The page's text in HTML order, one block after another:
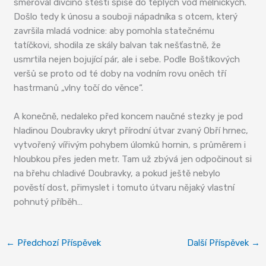
směřoval dívčino štěstí spíše do teplých vod mělnických.
Došlo tedy k únosu a souboji nápadníka s otcem, který
završila mladá vodnice: aby pomohla statečnému
tatíčkovi, shodila ze skály balvan tak nešťastně, že
usmrtila nejen bojující pár, ale i sebe. Podle Boštíkových
veršů se proto od té doby na vodním rovu oněch tří
hastrmanů „vlny točí do věnce“.
A konečně, nedaleko před koncem naučné stezky je pod
hladinou Doubravky ukryt přírodní útvar zvaný Obří hrnec,
vytvořený vířivým pohybem úlomků hornin, s průměrem i
hloubkou přes jeden metr. Tam už zbývá jen odpočinout si
na břehu chladivé Doubravky, a pokud ještě nebylo
pověstí dost, přimyslet i tomuto útvaru nějaký vlastní
pohnutý příběh…
← Předchozí Příspěvek Další Příspěvek →